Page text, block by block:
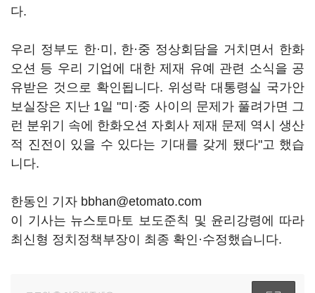
다.
우리 정부도 한·미, 한·중 정상회담을 거치면서 한화
오션 등 우리 기업에 대한 제재 유예 관련 소식을 공
유받은 것으로 확인됩니다. 위성락 대통령실 국가안
보실장은 지난 1일 "미·중 사이의 문제가 풀려가면 그
런 분위기 속에 한화오션 자회사 제재 문제 역시 생산
적 진전이 있을 수 있다는 기대를 갖게 됐다"고 했습
니다.
한동인 기자 bbhan@etomato.com
이 기사는 뉴스토마토 보도준칙 및 윤리강령에 따라
최신형 정치정책부장이 최종 확인·수정했습니다.